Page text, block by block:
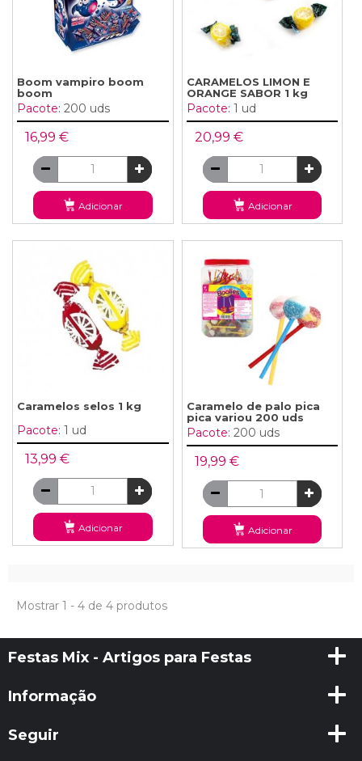
Boom vampiro boom
boom
Pacote: 200 uds
16,99 €
Adicionar
CARAMELOS LIMON E
ORANGE SABOR 1 kg
Pacote: 1 ud
20,99 €
Adicionar
Caramelos selos 1 kg
Pacote: 1 ud
13,99 €
Adicionar
Caramelo de palo pica
pica variou 200 uds
Pacote: 200 uds
19,99 €
Adicionar
Mostrar 1 - 4 de 4 produtos
Festas Mix - Artigos para Festas
Informação
Seguir